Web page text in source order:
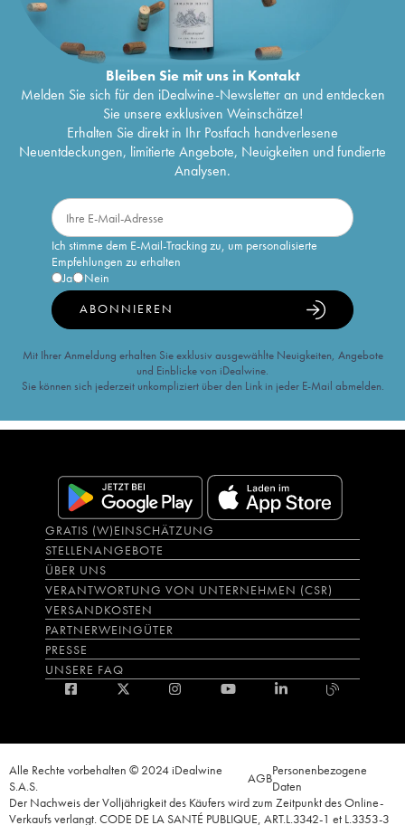
Bleiben Sie mit uns in Kontakt
Melden Sie sich für den iDealwine-Newsletter an und entdecken
Sie unsere exklusiven Weinschätze!
Erhalten Sie direkt in Ihr Postfach handverlesene
Neuentdeckungen, limitierte Angebote, Neuigkeiten und fundierte
Analysen.
Ich stimme dem E-Mail-Tracking zu, um personalisierte
Empfehlungen zu erhalten
Ja
Nein
ABONNIEREN
Mit Ihrer Anmeldung erhalten Sie exklusiv ausgewählte Neuigkeiten, Angebote
und Einblicke von iDealwine.
Sie können sich jederzeit unkompliziert über den Link in jeder E-Mail abmelden.
GRATIS (W)EINSCHÄTZUNG
STELLENANGEBOTE
ÜBER UNS
VERANTWORTUNG VON UNTERNEHMEN (CSR)
VERSANDKOSTEN
PARTNERWEINGÜTER
PRESSE
UNSERE FAQ
Alle Rechte vorbehalten © 2024 iDealwine
S.A.S.
AGBPersonenbezogene
Daten
Der Nachweis der Volljährigkeit des Käufers wird zum Zeitpunkt des Online-
Verkaufs verlangt. CODE DE LA SANTÉ PUBLIQUE, ART.L.3342-1 et L.3353-3